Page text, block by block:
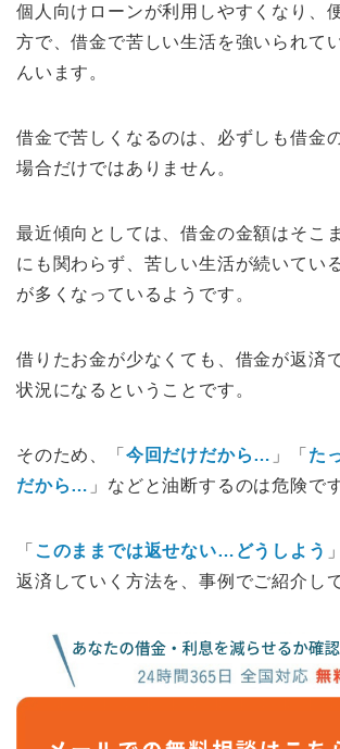
個人向けローンが利用しやすくなり、
方で、借金で苦しい生活を強いられて
んいます。
借金で苦しくなるのは、必ずしも借金
場合だけではありません。
最近傾向としては、借金の金額はそこ
にも関わらず、苦しい生活が続いてい
が多くなっているようです。
借りたお金が少なくても、借金が返済
状況になるということです。
そのため、「 今回だけだから… 」「 た
だから… 」などと油断するのは危険です
「 このままでは返せない…どうしよう
返済していく方法を、事例でご紹介し